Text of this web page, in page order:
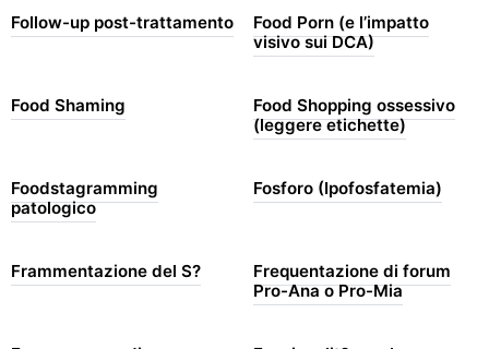
Follow-up post-trattamento
Food Porn (e l’impatto
visivo sui DCA)
Food Shaming
Food Shopping ossessivo
(leggere etichette)
Foodstagramming
patologico
Fosforo (Ipofosfatemia)
Frammentazione del S?
Frequentazione di forum
Pro-Ana o Pro-Mia